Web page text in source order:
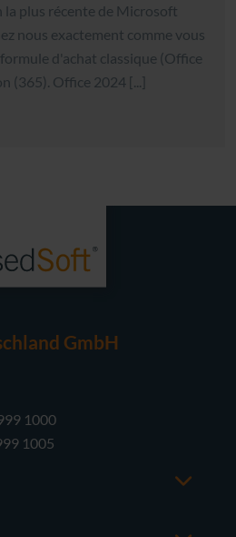
la plus récente de Microsoft
nous exactement comme vous
d'achat classique (Office
(365). Office 2024 [...]
GmbH
1000
1005